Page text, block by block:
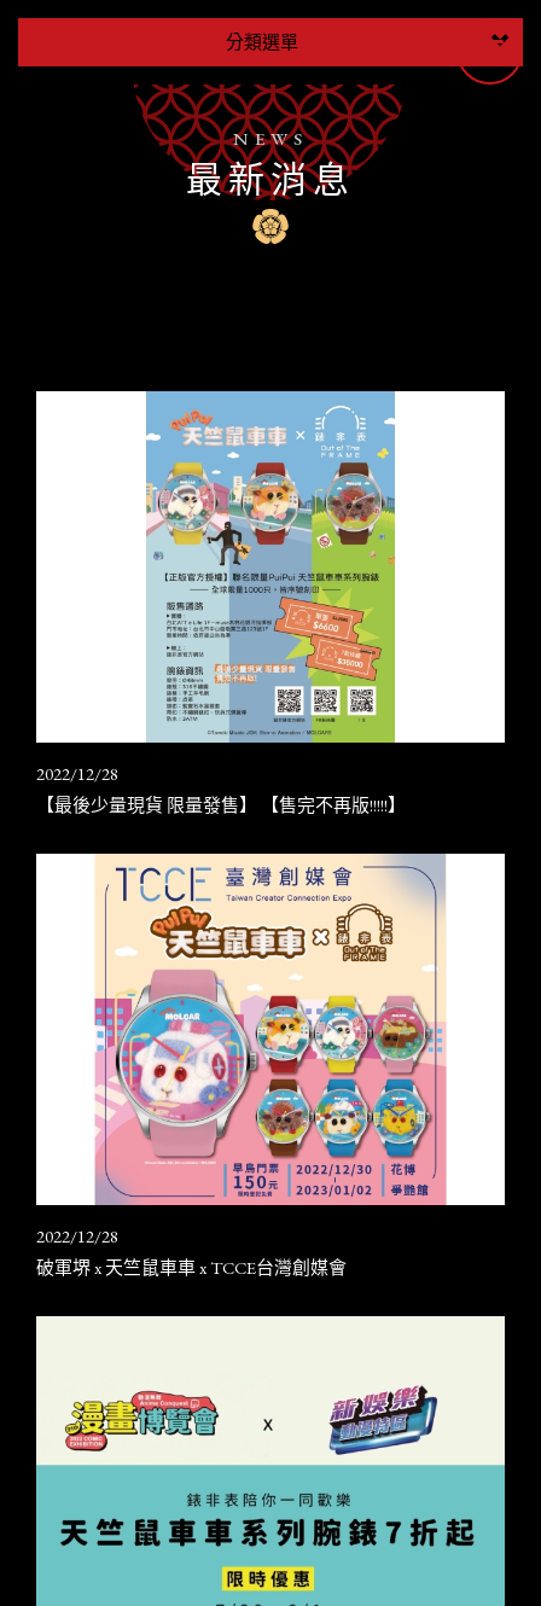
分類選單
NEWS
最新消息
2022/12/28
【最後少量現貨 限量發售】 【售完不再版!!!!!】
2022/12/28
破軍堺 x 天竺鼠車車 x TCCE台灣創媒會